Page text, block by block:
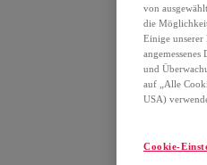
von
die
Einige unserer
und
auf „Alle
USA)
Cookie-